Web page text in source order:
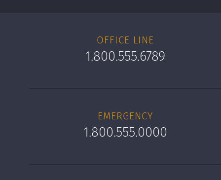
OFFICE LINE
1.800.555.6789
EMERGENCY
1.800.555.0000